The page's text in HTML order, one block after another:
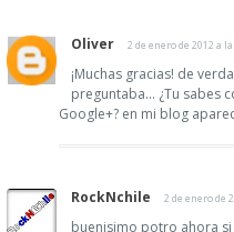
Oliver 2 de enero de 2012 a
¡Muchas gracias! de
preguntaba... ¿Tu sabes
Google+? en mi blog
RockNchile 2 de enero de
buenisimo potro ahora